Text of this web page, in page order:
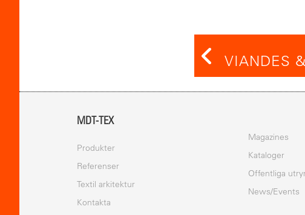
VIANDES
MDT-TEX
Produkter
Referenser
Textil arkitektur
Kontakta
Magazines
Kataloger
Offentliga
News/Events